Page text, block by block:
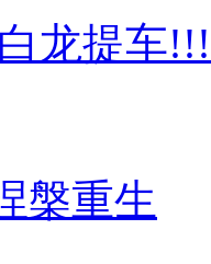
龙提车
槃重生